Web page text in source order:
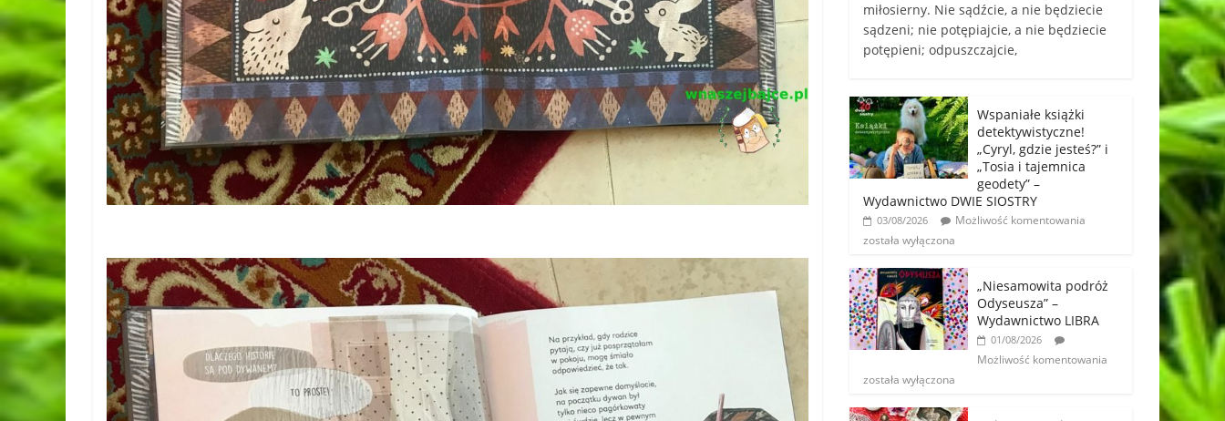
miłosierny. Nie sądźcie, a nie będziecie
sądzeni; nie potępiajcie, a nie będziecie
potępieni; odpuszczajcie,
Wspaniałe książki
detektywistyczne!
„Cyryl, gdzie jesteś?” i
„Tosia i tajemnica
geodety” –
Wydawnictwo DWIE SIOSTRY
03/08/2026
Możliwość komentowania
została wyłączona
„Niesamowita podróż
Odyseusza” –
Wydawnictwo LIBRA
01/08/2026
Możliwość komentowania
została wyłączona